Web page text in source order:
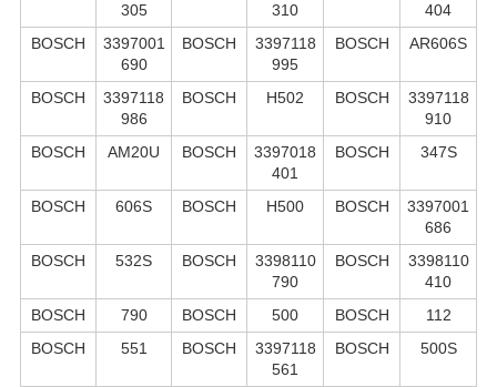
305 310
404
BOSCH
3397001
690
BOSCH
3397118
995
BOSCH AR606S
BOSCH
3397118
986
BOSCH H502 BOSCH
3397118
910
BOSCH
AM20U BOSCH
3397018
401
BOSCH 347S
BOSCH 606S BOSCH H500 BOSCH
3397001
686
BOSCH
532S BOSCH
3398110
790
BOSCH
3398110
410
BOSCH
790 BOSCH 500 BOSCH
112
BOSCH
551 BOSCH
3397118
561
BOSCH 500S